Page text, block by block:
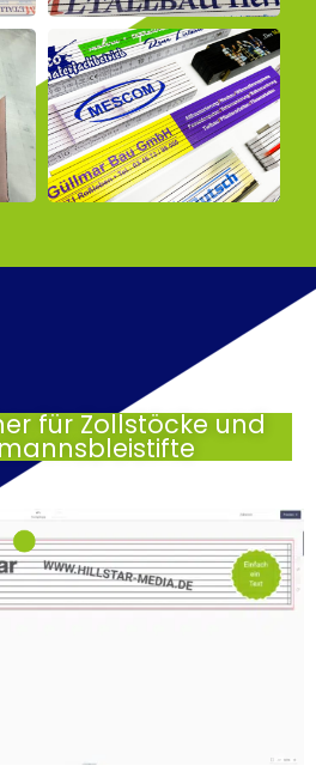
für Zollstöcke und